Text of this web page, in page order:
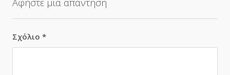
Σχόλιο *